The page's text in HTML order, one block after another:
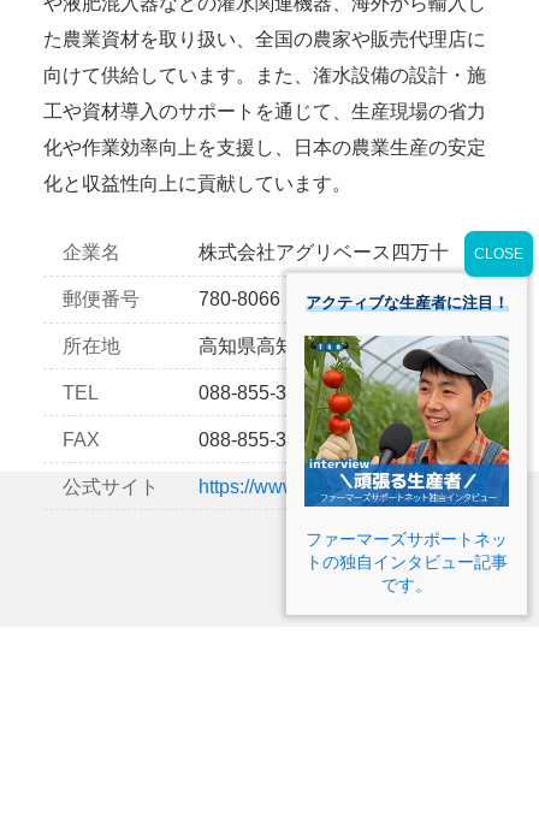
た農業資材を取り扱い、全国の農家や販売代理店に
向けて供給しています。また、潅水設備の設計・施
工や資材導入のサポートを通じて、生産現場の省力
化や作業効率向上を支援し、日本の農業生産の安定
化と収益性向上に貢献しています。
企業名 株式会社アグリベース四万十
郵便番号 780-8066
所在地 高知県高知市朝倉己1175-19
TEL 088-855-3126
FAX 088-855-3127
公式サイト https://www.agri-base.com/
アクティブな生産者に注目！
ファーマーズサポートネッ
トの独自インタビュー記事
です。